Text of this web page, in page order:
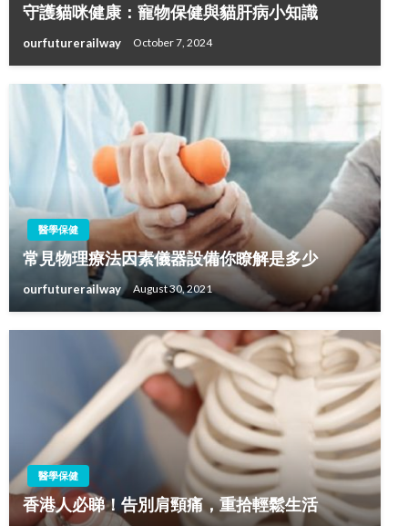
守護貓咪健康：寵物保健與貓肝病小知識
ourfuturerailway October 7, 2024
醫學保健
常見物理療法因素儀器設備你瞭解是多少
ourfuturerailway August 30, 2021
醫學保健
香港人必睇！告別肩頸痛，重拾輕鬆生活